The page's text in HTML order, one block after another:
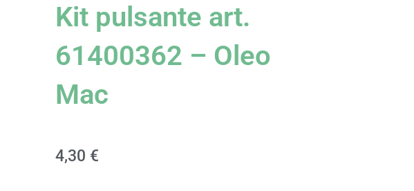
Kit pulsante art.
61400362 – Oleo
Mac
4,30 €